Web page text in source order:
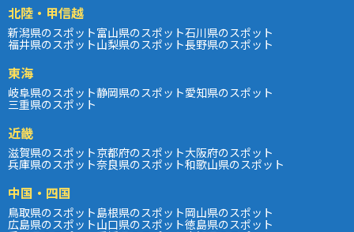
北陸・甲信越
新潟県のスポット富山県のスポット石川県のスポット
福井県のスポット山梨県のスポット長野県のスポット
東海
岐阜県のスポット静岡県のスポット愛知県のスポット
三重県のスポット
近畿
滋賀県のスポット京都府のスポット大阪府のスポット
兵庫県のスポット奈良県のスポット和歌山県のスポット
中国・四国
鳥取県のスポット島根県のスポット岡山県のスポット
広島県のスポット山口県のスポット徳島県のスポット